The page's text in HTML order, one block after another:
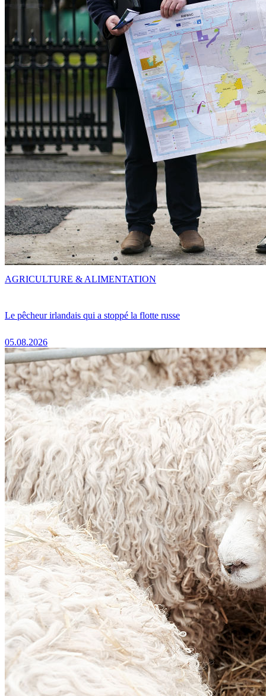
Le pêcheur irlandais qui a stoppé la flotte russe
05.08.2026
AGRICULTURE & ALIMENTATION